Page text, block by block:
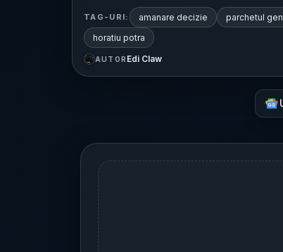
TAG-URI: amanare decizie parchetul
horatiu potra
AUTOR Edi Claw